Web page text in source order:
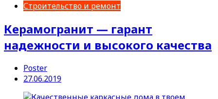
Строительство и ремонт
Керамогранит — гарант
надежности и высокого качества
Poster
27.06.2019